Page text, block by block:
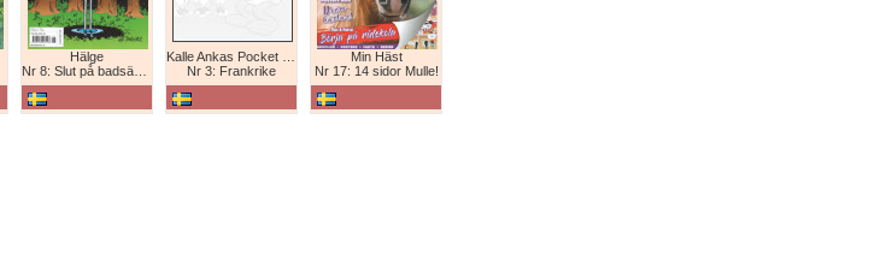
Hälge
Nr 8: Slut på badsäsongen!
Nr 3: Frankrike
Min Häst
Nr 17: 14 sidor Mulle!